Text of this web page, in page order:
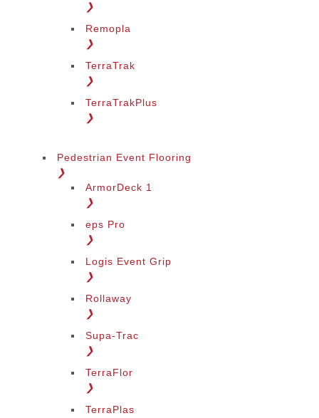
❯
Remopla
❯
TerraTrak
❯
TerraTrakPlus
❯
Pedestrian Event Flooring
❯
ArmorDeck 1
❯
eps Pro
❯
Logis Event Grip
❯
Rollaway
❯
Supa-Trac
❯
TerraFlor
❯
TerraPlas